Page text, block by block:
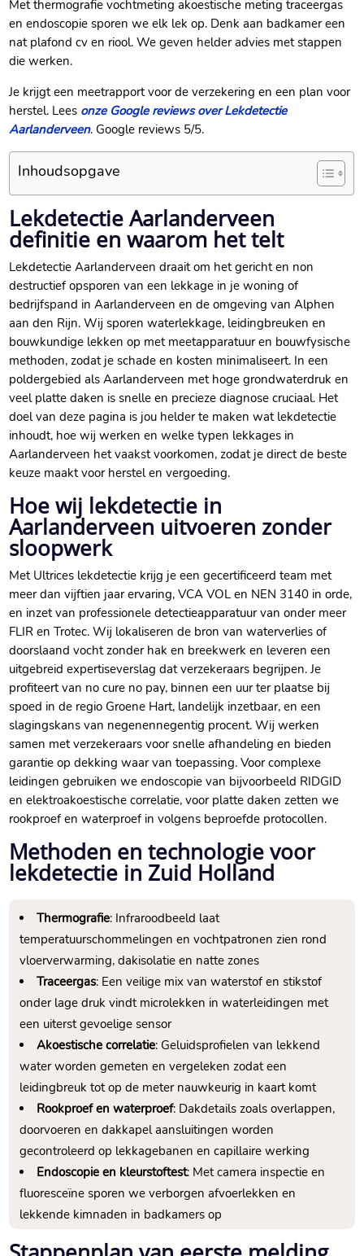
Met thermografie vochtmeting akoestische meting traceergas
en endoscopie sporen we elk lek op.​ Denk aan badkamer een
nat plafond cv en riool.​ We geven helder advies met stappen
die werken.​
Je krijgt een meetrapport voor de verzekering en een plan voor
herstel.​ Lees onze Google reviews over Lekdetectie
Aarlanderveen.​ Google reviews 5/5.​
Inhoudsopgave
Lekdetectie Aarlanderveen
definitie en waarom het telt
Lekdetectie Aarlanderveen draait om het gericht en non
destructief opsporen van een lekkage in je woning of
bedrijfspand in Aarlanderveen en de omgeving van Alphen
aan den Rijn.​ Wij sporen waterlekkage, leidingbreuken en
bouwkundige lekken op met meetapparatuur en bouwfysische
methoden, zodat je schade en kosten minimaliseert.​ In een
poldergebied als Aarlanderveen met hoge grondwaterdruk en
veel platte daken is snelle en precieze diagnose cruciaal.​ Het
doel van deze pagina is jou helder te maken wat lekdetectie
inhoudt, hoe wij werken en welke typen lekkages in
Aarlanderveen het vaakst voorkomen, zodat je direct de beste
keuze maakt voor herstel en vergoeding.​
Hoe wij lekdetectie in
Aarlanderveen uitvoeren zonder
sloopwerk
Met Ultrices lekdetectie krijg je een gecertificeerd team met
meer dan vijftien jaar ervaring, VCA VOL en NEN 3140 in orde,
en inzet van professionele detectieapparatuur van onder meer
FLIR en Trotec.​ Wij lokaliseren de bron van waterverlies of
doorslaand vocht zonder hak en breekwerk en leveren een
uitgebreid expertiseverslag dat verzekeraars begrijpen.​ Je
profiteert van no cure no pay, binnen een uur ter plaatse bij
spoed in de regio Groene Hart, landelijk inzetbaar, en een
slagingskans van negenennegentig procent.​ Wij werken
samen met verzekeraars voor snelle afhandeling en bieden
garantie op dekking waar van toepassing.​ Voor complexe
leidingen gebruiken we endoscopie van bijvoorbeeld RIDGID
en elektroakoestische correlatie, voor platte daken zetten we
rookproef en waterproef in volgens beproefde protocollen.​
Methoden en technologie voor
lekdetectie in Zuid Holland
Thermografie: Infraroodbeeld laat
temperatuurschommelingen en vochtpatronen zien rond
vloerverwarming, dakisolatie en natte zones
Traceergas: Een veilige mix van waterstof en stikstof
onder lage druk vindt microlekken in waterleidingen met
een uiterst gevoelige sensor
Akoestische correlatie: Geluidsprofielen van lekkend
water worden gemeten en vergeleken zodat een
leidingbreuk tot op de meter nauwkeurig in kaart komt
Rookproef en waterproef: Dakdetails zoals overlappen,
doorvoeren en dakkapel aansluitingen worden
gecontroleerd op lekkagebanen en capillaire werking
Endoscopie en kleurstoftest: Met camera inspectie en
fluoresceïne sporen we verborgen afvoerlekken en
lekkende kimnaden in badkamers op